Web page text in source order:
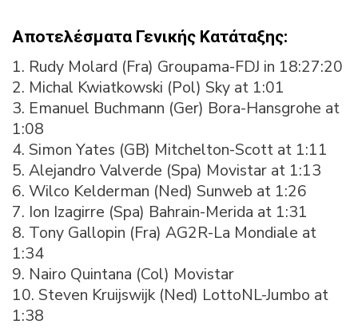
Αποτελέσματα Γενικής Κατάταξης:
1. Rudy Molard (Fra) Groupama-FDJ in 18:27:20
2. Michal Kwiatkowski (Pol) Sky at 1:01
3. Emanuel Buchmann (Ger) Bora-Hansgrohe at
1:08
4. Simon Yates (GB) Mitchelton-Scott at 1:11
5. Alejandro Valverde (Spa) Movistar at 1:13
6. Wilco Kelderman (Ned) Sunweb at 1:26
7. Ion Izagirre (Spa) Bahrain-Merida at 1:31
8. Tony Gallopin (Fra) AG2R-La Mondiale at
1:34
9. Nairo Quintana (Col) Movistar
10. Steven Kruijswijk (Ned) LottoNL-Jumbo at
1:38